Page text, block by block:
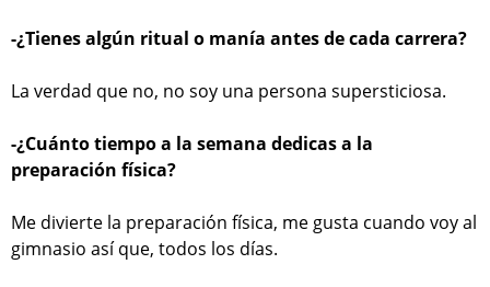
-¿Tienes algún ritual o manía antes de cada carrera?
La verdad que no, no soy una persona supersticiosa.
-¿Cuánto tiempo a la semana dedicas a la
preparación física?
Me divierte la preparación física, me gusta cuando voy al
gimnasio así que, todos los días.